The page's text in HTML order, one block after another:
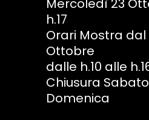
Mercoledì 23
h.17
Orari Mostra dal
Ottobre
dalle h.10 alle
Chiusura
Domenica